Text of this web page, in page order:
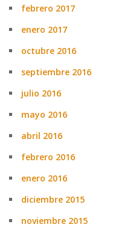
febrero 2017
enero 2017
octubre 2016
septiembre 2016
julio 2016
mayo 2016
abril 2016
febrero 2016
enero 2016
diciembre 2015
noviembre 2015